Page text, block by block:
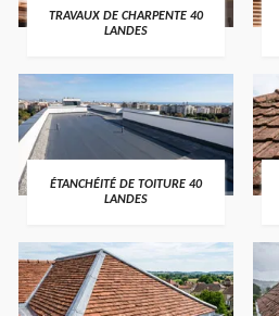
TRAVAUX DE CHARPENTE 40
LANDES
ÉTANCHÉITÉ DE TOITURE 40
LANDES